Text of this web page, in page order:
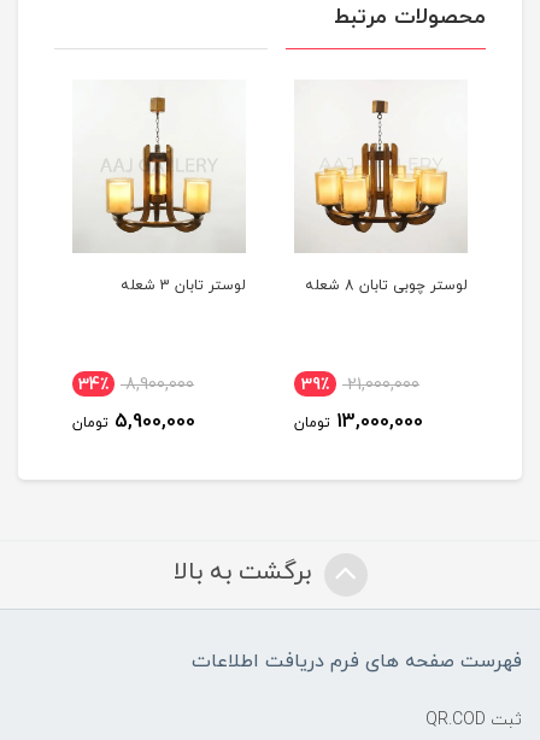
محصولات مرتبط
لوستر چوبی تابان 8 شعله
21,000,000 39٪
13,000,000 تومان
لوستر تابان 3 شعله
8,900,000 34٪
5,900,000 تومان
برگشت به بالا
فهرست صفحه های فرم دریافت اطلاعات
ثبت QR.COD